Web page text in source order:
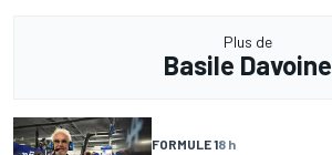
Plus de
Basile Davoine
FORMULE 18 h